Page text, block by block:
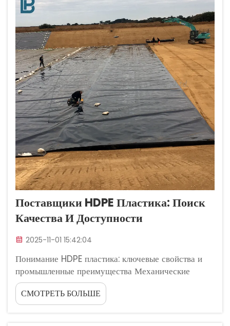
Поставщики HDPE Пластика: Поиск
Качества И Доступности
2025-11-01 15:42:04
Понимание HDPE пластика: ключевые свойства и
промышленные преимущества Механические
свойства HDPE (прочность на растяжение,
плотность, стойкость к растрескиванию под
действием напряжения) Полиэтилен высокой
СМОТРЕТЬ БОЛЬШЕ